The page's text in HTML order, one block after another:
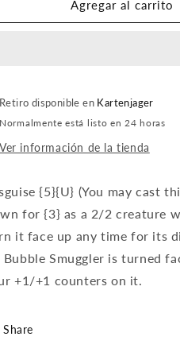
Smuggler
Bubble
Smuggler
Agregar al carrito
Retiro disponible en Kartenjager
Normalmente está listo en 24 horas
Ver información de la tienda
{5}{U} (You may cast
for {3} as a 2/2 creature
it face up any time for its
Bubble Smuggler is turned
+1/+1 counters on it.
Share